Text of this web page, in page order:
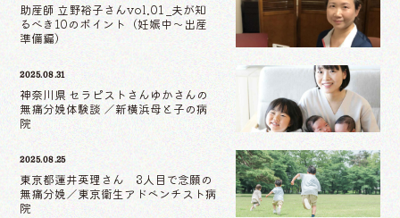
助産師 立野裕子さんvol.01 _夫が知
るべき10のポイント（妊娠中〜出産
準備編）
2025.08.31
神奈川県 セラピストさんゆかさんの
無痛分娩体験談 ／新横浜母と子の病
院
2025.08.25
東京都蓮井英理さん 3人目で念願の
無痛分娩／東京衛生アドベンチスト病
院